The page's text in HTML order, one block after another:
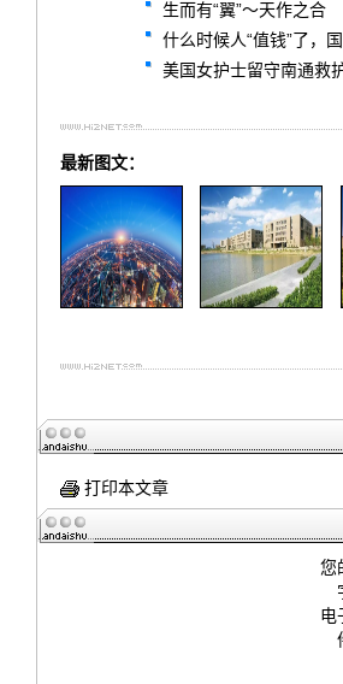
生而有“翼”～天作之合
什么时候人“值钱”了，
美国女护士留守南通救
最新图文：
打印本文章
您
电